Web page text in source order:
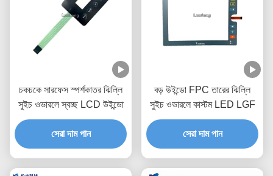
চকচকে সারফেস স্পর্শকাতর ঝিল্লি
সুইচ ওভারলে স্বচ্ছ LCD উইন্ডো
সেরা দাম পান
বড় উইন্ডো FPC তারের ঝিল্লি
সুইচ ওভারলে কাস্টম LED LGF
সেরা দাম পান